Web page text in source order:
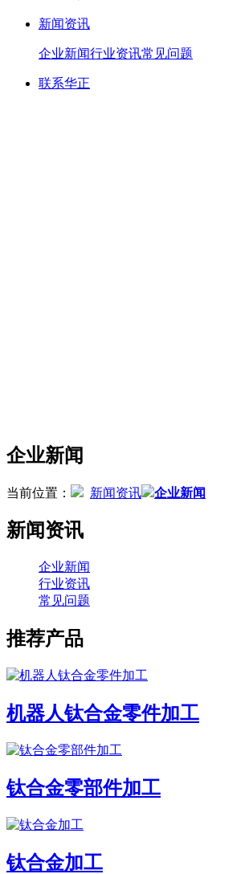
新闻资讯
企业新闻行业资讯常见问题
联系华正
企业新闻
当前位置： 新闻资讯 企业新闻
新闻资讯
企业新闻
行业资讯
常见问题
推荐产品
机器人钛合金零件加工
钛合金零部件加工
钛合金加工